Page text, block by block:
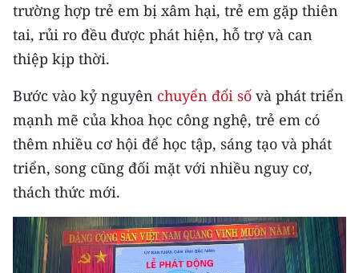
MEDIA CENTER
E-Magazine
Video
Media Chính trị
Media Kinh tế
Media Văn hóa
Media Xã hội
Media Pháp luật
trường hợp trẻ em bị xâm hại, trẻ em gặp thiên
tai, rủi ro đều được phát hiện, hỗ trợ và can
thiệp kịp thời.
Bước vào kỷ nguyên chuyển đổi số và phát triển
mạnh mẽ của khoa học công nghệ, trẻ em có
thêm nhiều cơ hội để học tập, sáng tạo và phát
triển, song cũng đối mặt với nhiều nguy cơ,
thách thức mới.